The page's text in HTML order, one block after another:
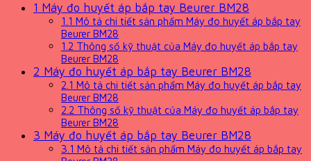
1 Máy đo huyết áp bắp tay Beurer BM28
1.1 Mô tả chi tiết sản phẩm Máy đo huyết áp bắp tay
Beurer BM28
1.2 Thông số kỹ thuật của Máy đo huyết áp bắp tay
Beurer BM28
2 Máy đo huyết áp bắp tay Beurer BM28
2.1 Mô tả chi tiết sản phẩm Máy đo huyết áp bắp tay
Beurer BM28
2.2 Thông số kỹ thuật của Máy đo huyết áp bắp tay
Beurer BM28
3 Máy đo huyết áp bắp tay Beurer BM28
3.1 Mô tả chi tiết sản phẩm Máy đo huyết áp bắp tay